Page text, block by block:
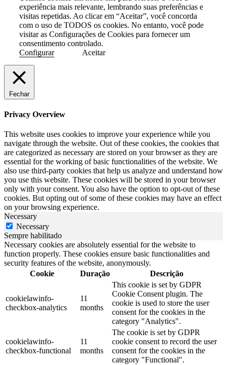
experiência mais relevante, lembrando suas preferências e
visitas repetidas. Ao clicar em “Aceitar”, você concorda
com o uso de TODOS os cookies. No entanto, você pode
visitar as Configurações de Cookies para fornecer um
consentimento controlado.
Configurar
Aceitar
Fechar
Privacy Overview
This website uses cookies to improve your experience while you
navigate through the website. Out of these cookies, the cookies that
are categorized as necessary are stored on your browser as they are
essential for the working of basic functionalities of the website. We
also use third-party cookies that help us analyze and understand how
you use this website. These cookies will be stored in your browser
only with your consent. You also have the option to opt-out of these
cookies. But opting out of some of these cookies may have an effect
on your browsing experience.
Necessary
Necessary
Sempre habilitado
Necessary cookies are absolutely essential for the website to
function properly. These cookies ensure basic functionalities and
security features of the website, anonymously.
Cookie
Duração Descrição
cookielawinfo-
checkbox-analytics
11
months
This cookie is set by GDPR
Cookie Consent plugin. The
cookie is used to store the user
consent for the cookies in the
category "Analytics".
cookielawinfo-
checkbox-functional
11
months
The cookie is set by GDPR
cookie consent to record the user
consent for the cookies in the
category "Functional".